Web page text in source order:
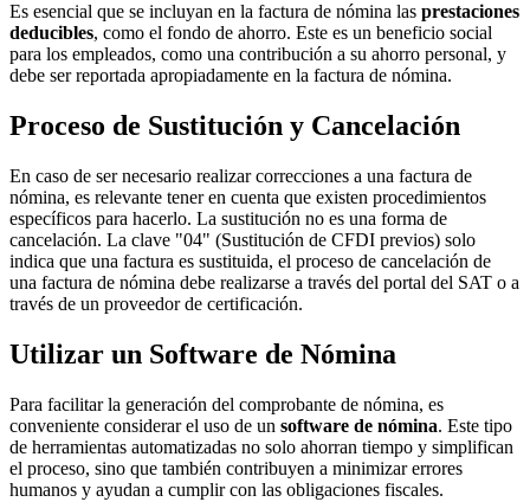
Es esencial que se incluyan en la factura de nómina las prestaciones
deducibles, como el fondo de ahorro. Este es un beneficio social
para los empleados, como una contribución a su ahorro personal, y
debe ser reportada apropiadamente en la factura de nómina.
Proceso de Sustitución y Cancelación
En caso de ser necesario realizar correcciones a una factura de
nómina, es relevante tener en cuenta que existen procedimientos
específicos para hacerlo. La sustitución no es una forma de
cancelación. La clave "04" (Sustitución de CFDI previos) solo
indica que una factura es sustituida, el proceso de cancelación de
una factura de nómina debe realizarse a través del portal del SAT o a
través de un proveedor de certificación.
Utilizar un Software de Nómina
Para facilitar la generación del comprobante de nómina, es
conveniente considerar el uso de un software de nómina. Este tipo
de herramientas automatizadas no solo ahorran tiempo y simplifican
el proceso, sino que también contribuyen a minimizar errores
humanos y ayudan a cumplir con las obligaciones fiscales.